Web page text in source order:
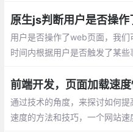
那么何不将其固定在视窗（即
了，当蒙层关闭时再释放。
用户是否操作了web页面，我们
时间内根据用户是否触发了某些
动了鼠标等
通过技术的角度，来探讨如何提
速度的方法和技巧，一个网站速